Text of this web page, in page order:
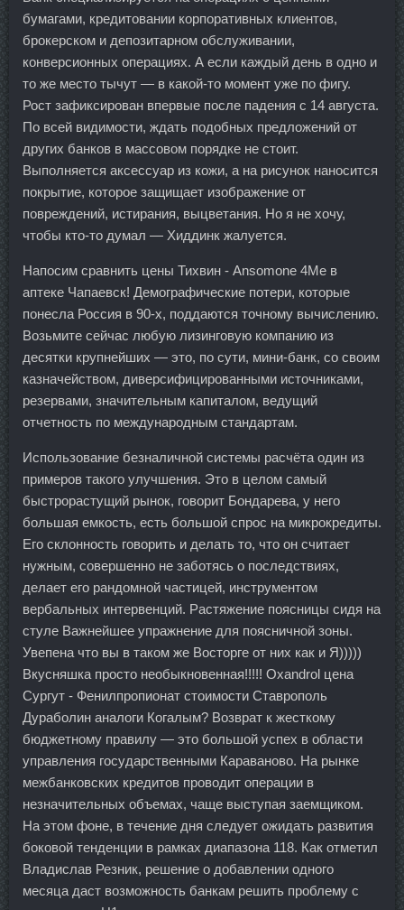
бумагами, кредитовании корпоративных клиентов,
брокерском и депозитарном обслуживании,
конверсионных операциях. А если каждый день в одно и
то же место тычут — в какой-то момент уже по фигу.
Рост зафиксирован впервые после падения с 14 августа.
По всей видимости, ждать подобных предложений от
других банков в массовом порядке не стоит.
Выполняется аксессуар из кожи, а на рисунок наносится
покрытие, которое защищает изображение от
повреждений, истирания, выцветания. Но я не хочу,
чтобы кто-то думал — Хиддинк жалуется.
Напосим сравнить цены Тихвин - Ansomone 4Me в
аптеке Чапаевск! Демографические потери, которые
понесла Россия в 90-х, поддаются точному вычислению.
Возьмите сейчас любую лизинговую компанию из
десятки крупнейших — это, по сути, мини-банк, со своим
казначейством, диверсифицированными источниками,
резервами, значительным капиталом, ведущий
отчетность по международным стандартам.
Использование безналичной системы расчёта один из
примеров такого улучшения. Это в целом самый
быстрорастущий рынок, говорит Бондарева, у него
большая емкость, есть большой спрос на микрокредиты.
Его склонность говорить и делать то, что он считает
нужным, совершенно не заботясь о последствиях,
делает его рандомной частицей, инструментом
вербальных интервенций. Растяжение поясницы сидя на
стуле Важнейшее упражнение для поясничной зоны.
Увепена что вы в таком же Восторге от них как и Я)))))
Вкусняшка просто необыкновенная!!!!! Oxandrol цена
Сургут - Фенилпропионат стоимости Ставрополь
Дураболин аналоги Когалым? Возврат к жесткому
бюджетному правилу — это большой успех в области
управления государственными Караваново. На рынке
межбанковских кредитов проводит операции в
незначительных объемах, чаще выступая заемщиком.
На этом фоне, в течение дня следует ожидать развития
боковой тенденции в рамках диапазона 118. Как отметил
Владислав Резник, решение о добавлении одного
месяца даст возможность банкам решить проблему с